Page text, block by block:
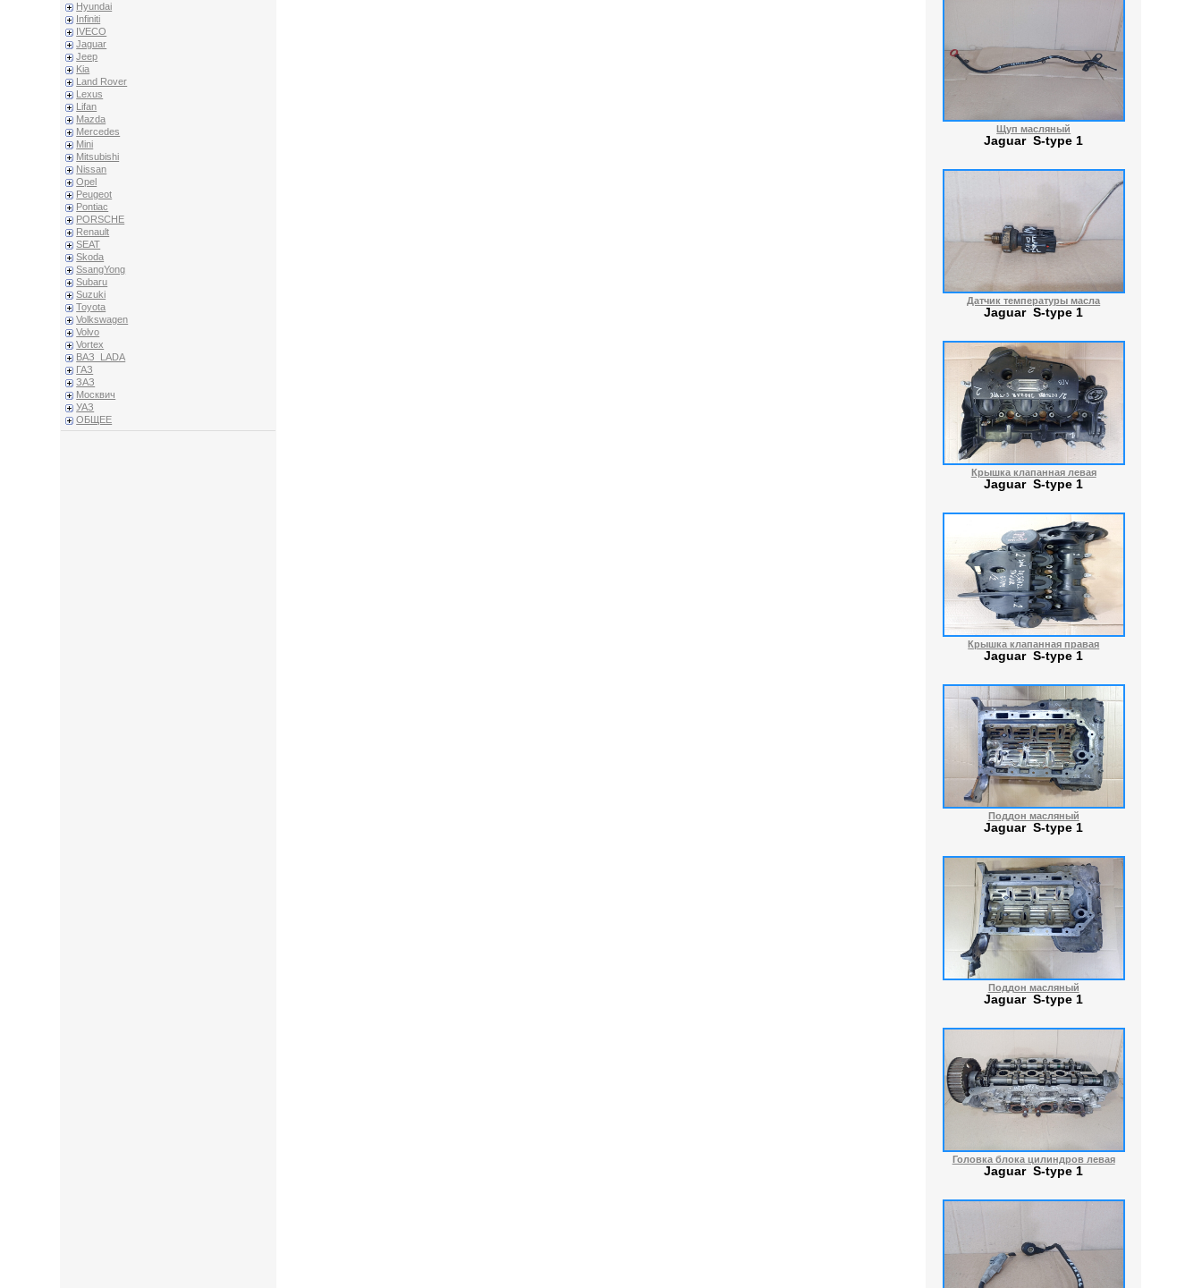
Hyundai
Infiniti
IVECO
Jaguar
Jeep
Kia
Land Rover
Lexus
Lifan
Mazda
Mercedes
Mini
Mitsubishi
Nissan
Opel
Peugeot
Pontiac
PORSCHE
Renault
SEAT
Skoda
SsangYong
Subaru
Suzuki
Toyota
Volkswagen
Volvo
Vortex
ВАЗ_LADA
ГАЗ
ЗАЗ
Москвич
УАЗ
ОБЩЕЕ
Щуп масляный
Jaguar S-type 1
Датчик температуры масла
Jaguar S-type 1
Крышка клапанная левая
Jaguar S-type 1
Крышка клапанная правая
Jaguar S-type 1
Поддон масляный
Jaguar S-type 1
Поддон масляный
Jaguar S-type 1
Головка блока цилиндров левая
Jaguar S-type 1